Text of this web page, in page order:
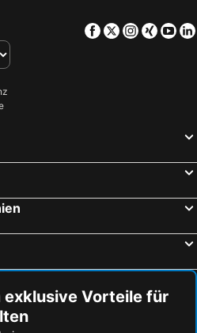
Facebook
TwitterXing
exklusive Vorteile für